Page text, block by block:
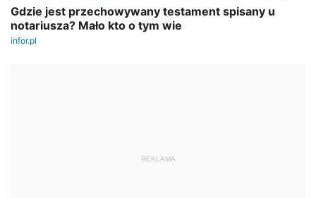
REKLAMA